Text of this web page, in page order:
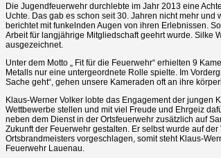
Die Jugendfeuerwehr durchlebte im Jahr 2013 eine
Uchte. Das gab es schon seit 30. Jahren nicht mehr
berichtet mit funkelnden Augen von ihren Erlebnissen.
Arbeit für langjährige Mitgliedschaft geehrt wurde. Silke
ausgezeichnet.
Unter dem Motto „ Fit für die Feuerwehr“ erhielten 9
Metalls nur eine untergeordnete Rolle spielte. Im
Sache geht“, gehen unsere Kameraden oft an ihre
Klaus-Werner Volker lobte das Engagement der jungen
Wettbewerbe stellen und mit viel Freude und Ehrgeiz
neben dem Dienst in der Ortsfeuerwehr zusätzlich auf
Zukunft der Feuerwehr gestalten. Er selbst wurde auf
Ortsbrandmeisters vorgeschlagen, somit steht Klaus-
Feuerwehr Lauenau.